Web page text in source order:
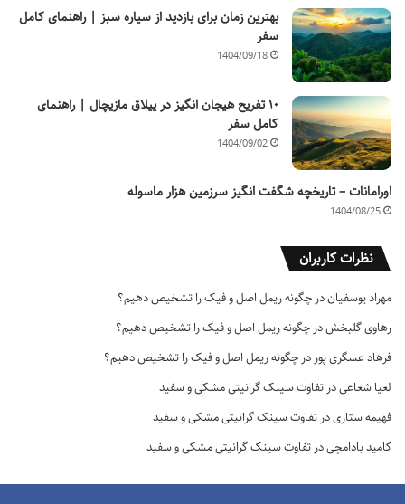
بهترین زمان برای بازدید از سیاره سبز | راهنمای کامل
سفر
1404/09/18
۱۰ تفریح هیجان انگیز در ییلاق مازیچال | راهنمای
کامل سفر
1404/09/02
اورامانات – تاریخچه شگفت انگیز سرزمین هزار ماسوله
1404/08/25
نظرات کاربران
مهراد یوسفیاندر چگونه ریمل اصل و فیک را تشخیص دهیم؟
رهاوی گلبخشدر چگونه ریمل اصل و فیک را تشخیص دهیم؟
فرهاد عسگری پور در چگونه ریمل اصل و فیک را تشخیص دهیم؟
لعیا شعاعیدر تفاوت سینک گرانیتی مشکی و سفید
فهیمه ستاریدر تفاوت سینک گرانیتی مشکی و سفید
کامید بادامچیدر تفاوت سینک گرانیتی مشکی و سفید